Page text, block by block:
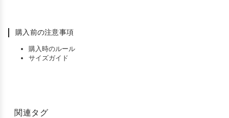
購入前の注意事項
購入時のルール
サイズガイド
関連タグ